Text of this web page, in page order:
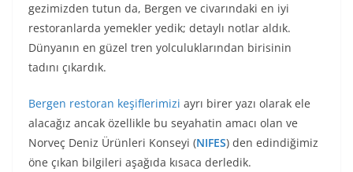
gezimizden tutun da, Bergen ve civarındaki en iyi
restoranlarda yemekler yedik; detaylı notlar aldık.
Dünyanın en güzel tren yolculuklarından birisinin
tadını çıkardık.
Bergen restoran keşiflerimizi ayrı birer yazı olarak ele
alacağız ancak özellikle bu seyahatin amacı olan ve
Norveç Deniz Ürünleri Konseyi (NIFES) den edindiğimiz
öne çıkan bilgileri aşağıda kısaca derledik.